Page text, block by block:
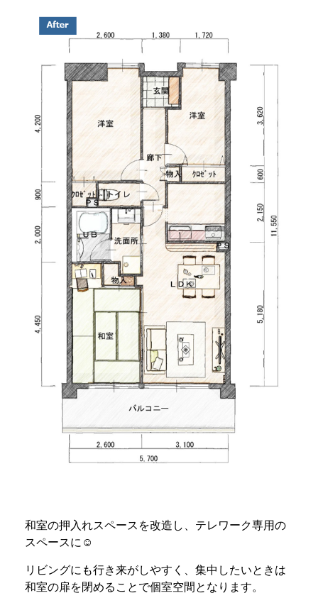
和室の押入れスペースを改造し、テレワーク専用の
スペースに☺
リビングにも行き来がしやすく、集中したいときは
和室の扉を閉めることで個室空間となります。